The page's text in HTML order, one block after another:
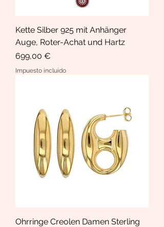
Kette Silber 925 mit Anhänger
Auge, Roter-Achat und Hartz
Precio
699,00 €
Impuesto incluido
Ohrringe Creolen Damen Sterling